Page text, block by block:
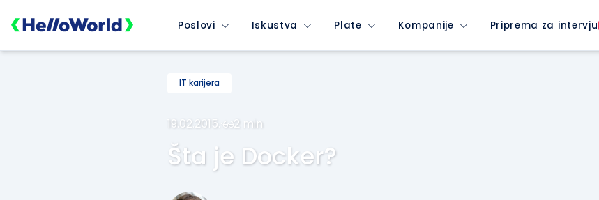
Poslovi Iskustva Plate Kompanije Priprema za intervju
IT karijera
19.02.2015. 2 min
Šta je Docker?